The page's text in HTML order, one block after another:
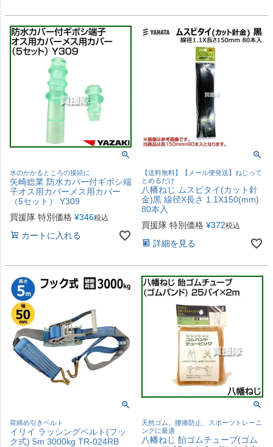
水のかかるところの接続に
矢崎総業 防水カバー付ギボシ端
子オス用カバーメス用カバー
（5セット） Y309
買援隊 特別価格 ¥346税込
カートに入れる
【送料無料】【メール便発送】ねじって
とめるだけ
八幡ねじ ムスビタイ(カット針
金)黒 線径X長さ 1.1X150(mm)
80本入
買援隊 特別価格 ¥372税込
詳細を見る
荷締め引きベルト
イリイ ラッシングベルト(フッ
ク式) 5m 3000kg TR-024RB
天然ゴム。腰痛防止、スポーツトレーニ
ングに最適
八幡ねじ 飴ゴムチューブ(ゴム